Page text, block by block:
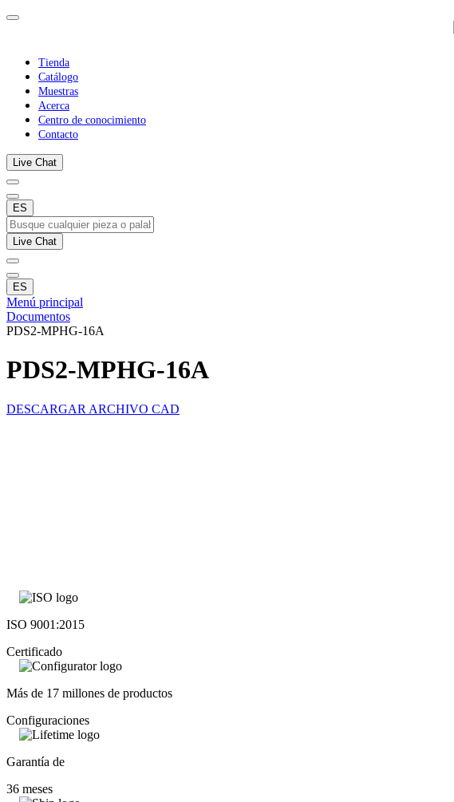
Tienda
Catálogo
Muestras
Acerca
Centro de conocimiento
Contacto
Live Chat
ES
Live Chat
ES
Menú principal
Documentos
PDS2-MPHG-16A
PDS2-MPHG-16A
DESCARGAR ARCHIVO CAD
ISO 9001:2015
Certificado
Más de 17 millones de productos
Configuraciones
Garantía de
36 meses